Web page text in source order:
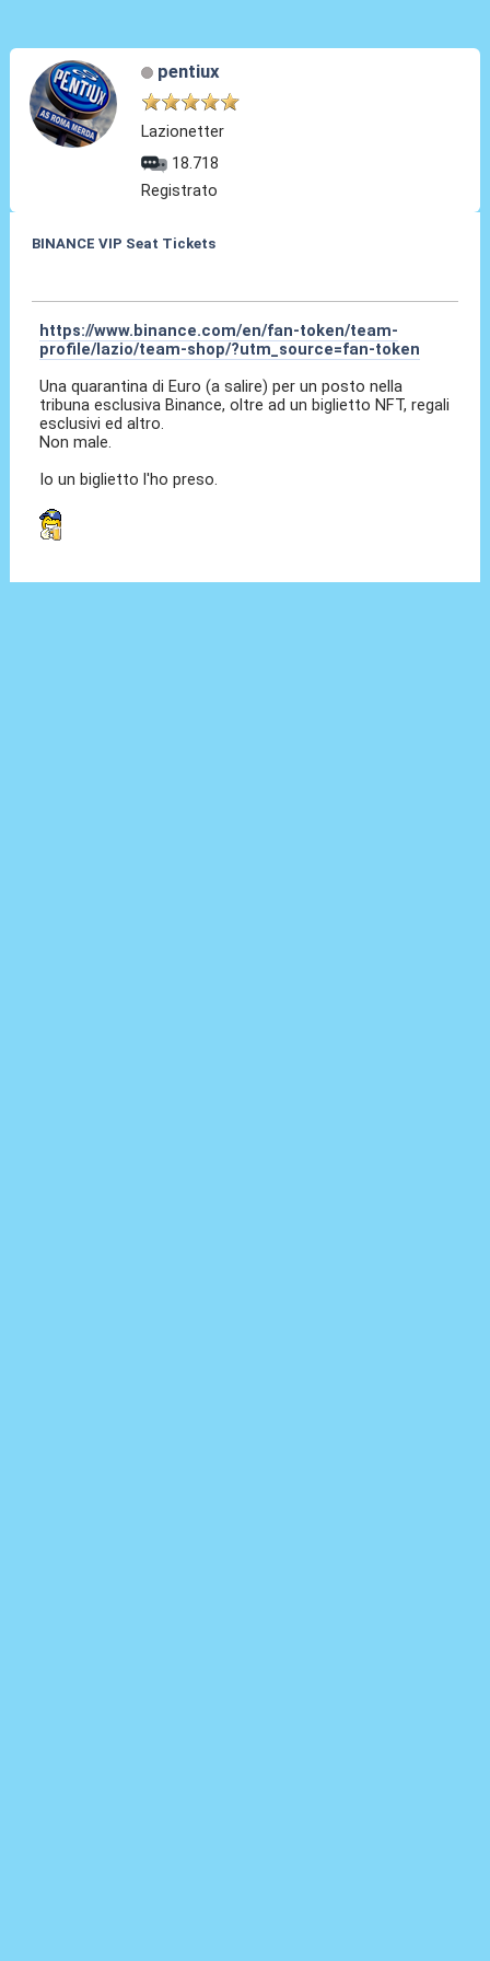
pentiux
Lazionetter
18.718
Registrato
BINANCE VIP Seat Tickets
https://www.binance.com/en/fan-token/team-
profile/lazio/team-shop/?utm_source=fan-token
Una quarantina di Euro (a salire) per un posto nella
tribuna esclusiva Binance, oltre ad un biglietto NFT, regali
esclusivi ed altro.
Non male.
Io un biglietto l'ho preso.